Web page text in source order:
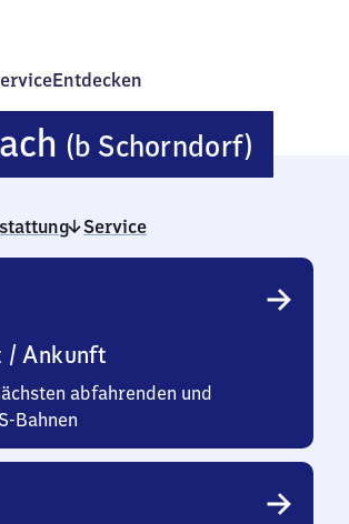
Entdecken
(b Schorndorf)
(bei
Service
/ Ankunft
abfahrenden und
Bahnen